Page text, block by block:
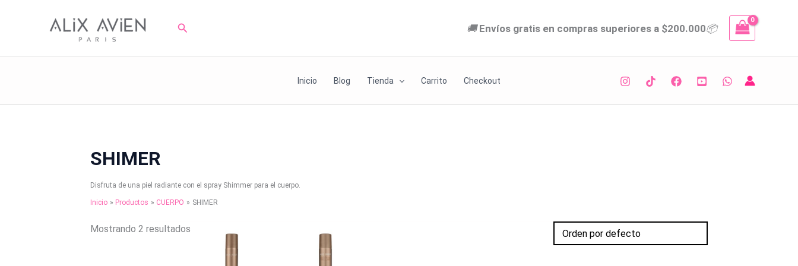
Buscar 🚚Envíos gratis en compras superiores a $200.000📦
Inicio Blog Tienda Carrito Checkout
SHIMER
Disfruta de una piel radiante con el spray Shimmer para el cuerpo.
Inicio Productos CUERPO SHIMER
Mostrando 2 resultados